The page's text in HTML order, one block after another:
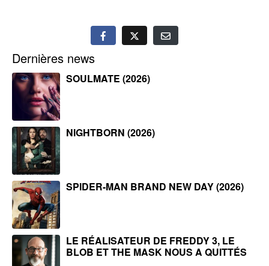
Dernières news
SOULMATE (2026)
NIGHTBORN (2026)
SPIDER-MAN BRAND NEW DAY (2026)
LE RÉALISATEUR DE FREDDY 3, LE
BLOB ET THE MASK NOUS A QUITTÉS